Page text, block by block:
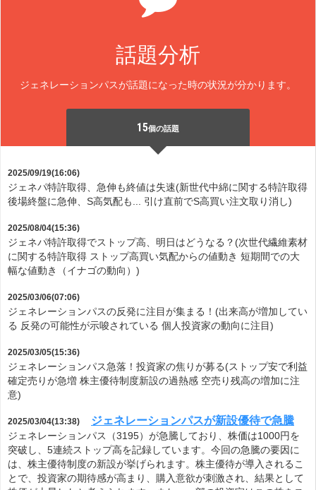
話題分析
ジェネレーションパスが話題になった時の状況が分かります。
15個の話題
2025/09/19(16:06)
ジェネパ特許取得、急伸も終値は失速(新世代中綿に関する特許取得
後場終盤に急伸、S高気配も... 引け直前でS高買い注文取り消し)
2025/08/04(15:36)
ジェネパ特許取得でストップ高、明日はどうなる？(次世代繊維素材
に関する特許取得 ストップ高買い気配からの値動き 短期間での大
幅な値動き（イナゴの動向）)
2025/03/06(07:06)
ジェネレーションパスの反発に注目が集まる！(出来高が増加してい
る 反発の可能性が示唆されている 個人投資家の動向に注目)
2025/03/05(15:36)
ジェネレーションパス急落！投資家の焦りが募る(ストップ安で利益
確定売りが急増 株主優待制度新設の過熱感 空売り残高の増加に注
意)
2025/03/04(13:38) ジェネレーションパスが新設優待で急騰
ジェネレーションパス（3195）が急騰しており、株価は1000円を
突破し、5連続ストップ高を記録しています。今回の急騰の要因に
は、株主優待制度の新設が挙げられます。株主優待が導入されるこ
とで、投資家の期待感が高まり、購入意欲が刺激され、結果として